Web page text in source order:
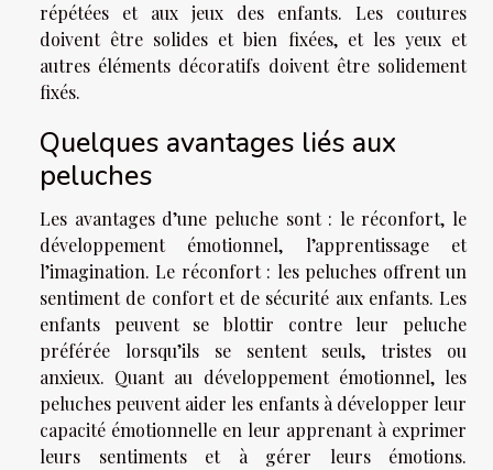
répétées et aux jeux des enfants. Les coutures
doivent être solides et bien fixées, et les yeux et
autres éléments décoratifs doivent être solidement
fixés.
Quelques avantages liés aux
peluches
Les avantages d’une peluche sont : le réconfort, le
développement émotionnel, l’apprentissage et
l’imagination. Le réconfort : les peluches offrent un
sentiment de confort et de sécurité aux enfants. Les
enfants peuvent se blottir contre leur peluche
préférée lorsqu’ils se sentent seuls, tristes ou
anxieux. Quant au développement émotionnel, les
peluches peuvent aider les enfants à développer leur
capacité émotionnelle en leur apprenant à exprimer
leurs sentiments et à gérer leurs émotions.